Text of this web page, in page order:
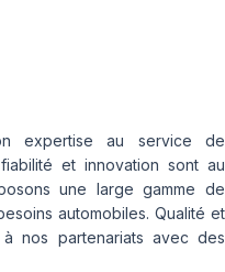
expertise au service de
et innovation sont au
une large gamme de
automobiles. Qualité et
nos partenariats avec des